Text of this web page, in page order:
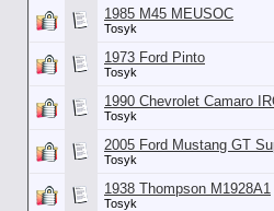
1985 M45 MEUSOC
Tosyk
1973 Ford Pinto
Tosyk
1990 Chevrolet Camaro
Tosyk
2005 Ford Mustang GT
Tosyk
1938 Thompson M1928A1
Tosyk